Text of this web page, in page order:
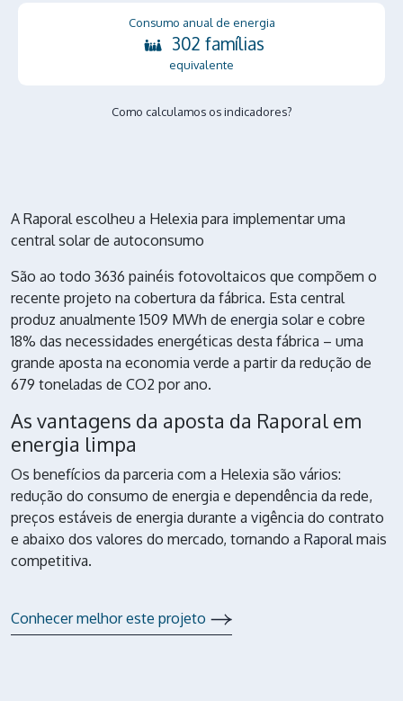
Consumo anual de energia
302 famílias
equivalente
Como calculamos os indicadores?
A Raporal escolheu a Helexia para implementar uma
central solar de autoconsumo
São ao todo 3636 painéis fotovoltaicos que compõem o
recente projeto na cobertura da fábrica. Esta central
produz anualmente 1509 MWh de energia solare cobre
18% das necessidades energéticas desta fábrica – uma
grande aposta na economia verde a partir da redução de
679 toneladas de CO2 por ano.
As vantagens da aposta da Raporal em
energia limpa
Os benefícios da parceria com a Helexia são vários:
redução do consumo de energia e dependência da rede,
preços estáveis de energia durante a vigência do contrato
e abaixo dos valores do mercado, tornando a Raporal mais
competitiva.
Conhecer melhor este projeto